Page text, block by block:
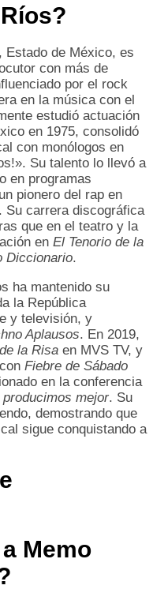
Ríos?
Estado de México, es
con más de
por el rock
en la música con el
estudió actuación
en 1975, consolidó
con monólogos en
Su talento lo llevó a
en programas
pionero del rap en
. Su carrera discográfica
que en el teatro y la
en El Tenorio de la
Diccionario.
ha mantenido su
la República
y televisión, y
Aplausos. En 2019,
la Risa en MVS TV, y
Fiebre de Sábado
en la conferencia
mejor. Su
demostrando que
sigue conquistando a
Memo